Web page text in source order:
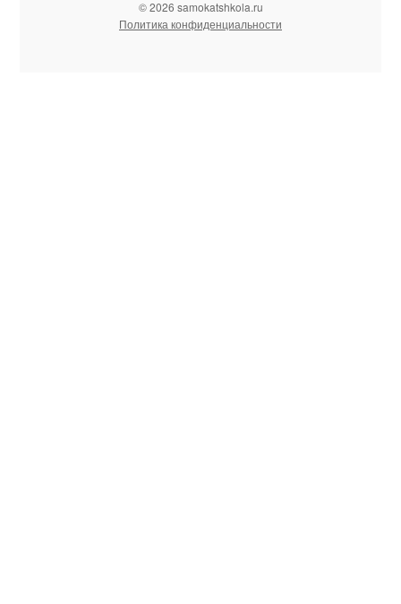
© 2026 samokatshkola.ru
Политика конфиденциальности